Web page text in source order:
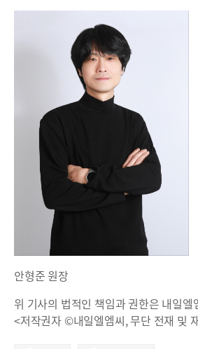
안형준 원장
위 기사의 법적인 책임과 권한은 내일엘
<저작권자 ©내일엘엠씨, 무단 전재 및